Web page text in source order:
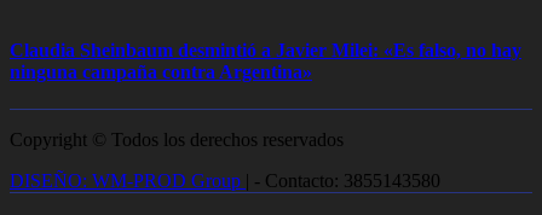
Claudia Sheinbaum desmintió a Javier Milei: «Es falso, no hay
ninguna campaña contra Argentina»
Copyright © Todos los derechos reservados
DISEÑO: WM-PROD Group | - Contacto: 3855143580